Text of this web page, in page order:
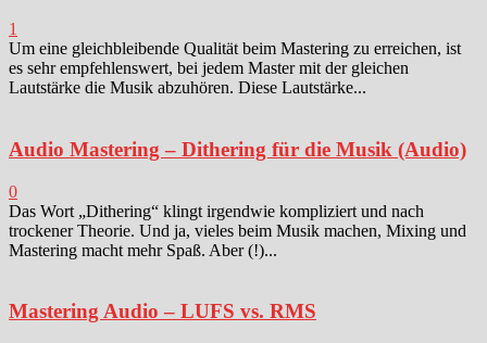
1
Um eine gleichbleibende Qualität beim Mastering zu erreichen, ist
es sehr empfehlenswert, bei jedem Master mit der gleichen
Lautstärke die Musik abzuhören. Diese Lautstärke...
Audio Mastering – Dithering für die Musik (Audio)
0
Das Wort „Dithering“ klingt irgendwie kompliziert und nach
trockener Theorie. Und ja, vieles beim Musik machen, Mixing und
Mastering macht mehr Spaß. Aber (!)...
Mastering Audio – LUFS vs. RMS